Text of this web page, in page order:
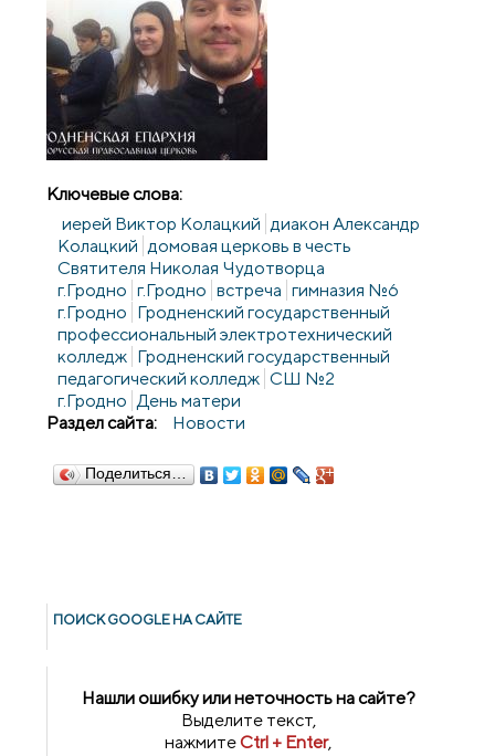
Ключевые слова:
иерей Виктор Колацкий диакон Александр
Колацкий домовая церковь в честь
Святителя Николая Чудотворца
г.Гродно г.Гродно встреча гимназия №6
г.Гродно Гродненский государственный
профессиональный электротехнический
колледж Гродненский государственный
педагогический колледж СШ №2
г.Гродно День матери
Раздел сайта:
Новости
Поделиться…
ПОИСК GOОGLE НА САЙТЕ
Нашли ошибку или неточность на сайте?
Выделите текст,
нажмитеCtrl + Enter,